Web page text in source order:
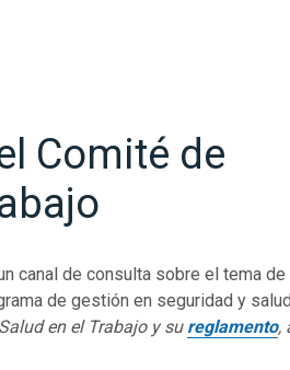
Comité de
canal de consulta sobre el tema de
de gestión en seguridad y
en el Trabajo y su reglamento,